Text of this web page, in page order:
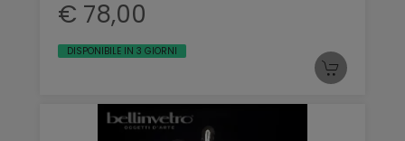
€ 78,00
DISPONIBILE IN 3 GIORNI